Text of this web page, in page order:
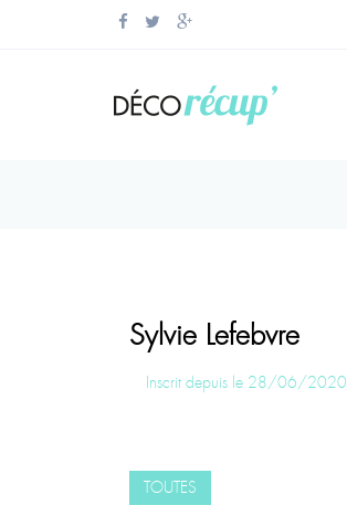
Sylvie Lefebvre
Inscrit depuis le 28/06/2020
TOUTES